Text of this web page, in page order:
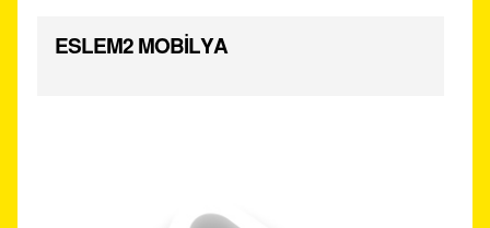
ESLEM2 MOBİLYA